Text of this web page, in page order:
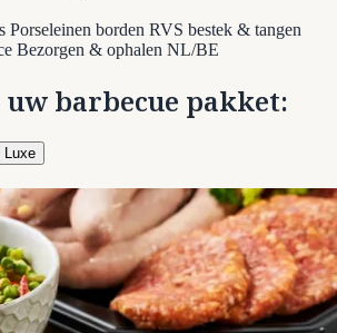
Porseleinen borden RVS bestek & tangen
Bezorgen & ophalen NL/BE
uw barbecue pakket:
Luxe